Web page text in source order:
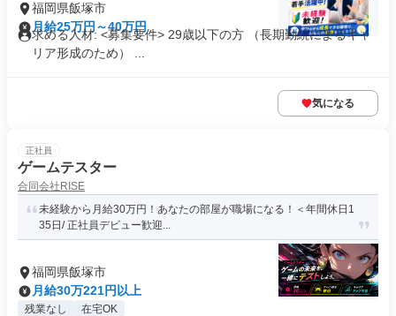
福岡県飯塚市
月給25万円～40万円
求める人材: <募集要件> 29歳以下の方 （長期勤続によるキャ
リア形成のため） ...
気になる
正社員
ゲームテスター
合同会社RISE
未経験から月給30万円！あなたの部屋が職場になる！＜年間休日1
35日/ 正社員デビュー歓迎...
福岡県飯塚市
月給30万221円以上
残業なし 在宅OK